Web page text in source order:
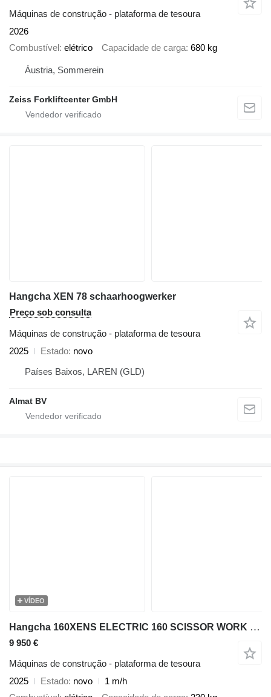
Máquinas de construção - plataforma de tesoura
2026
Combustível elétrico Capacidade de carga 680 kg
Áustria, Sommerein
Zeiss Forkliftcenter GmbH
Hangcha XEN 78 schaarhoogwerker
Preço sob consulta
Máquinas de construção - plataforma de tesoura
2025
Estado novo
Países Baixos, LAREN (GLD)
Almat BV
VÍDEO
Hangcha 160XENS ELECTRIC 160 SCISSOR WORK LIFT 2025 1HR 1570CM 82BE00290
9 950 €
Máquinas de construção - plataforma de tesoura
2025
Estado novo
1 m/h